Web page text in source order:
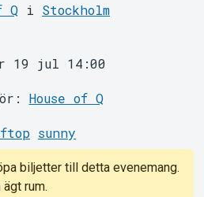
Q i Stockholm
19 jul 14:00
House of Q
sunny
biljetter till detta evenemang.
rum.